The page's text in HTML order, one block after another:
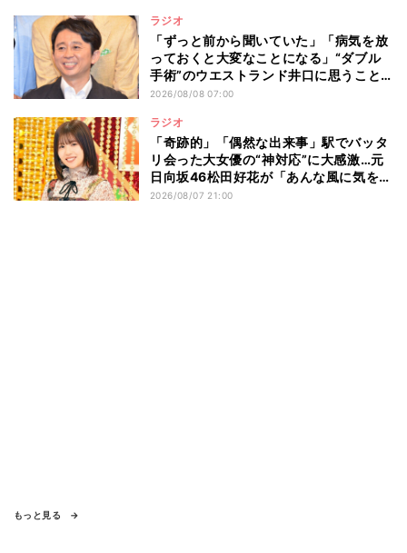
ラジオ
「ずっと前から聞いていた」「病気を放
っておくと大変なことになる」“ダブル
手術”のウエストランド井口に思うこと…
有吉弘行が本音を明かした“仕事と病
2026/08/08 07:00
ラジオ
「奇跡的」「偶然な出来事」駅でバッタ
リ会った大女優の“神対応”に大感激…元
日向坂46松田好花が「あんな風に気を使
える人になりたい」と感動した“振る舞
2026/08/07 21:00
もっと見る